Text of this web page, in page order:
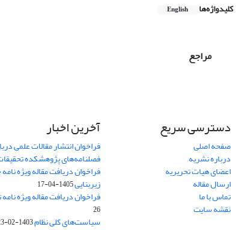
کلیدواژه‌ها English
مراجع
دسترسی سریع
صفحه اصلی
درباره نشریه
اعضای هیات تحریریه
ارسال مقاله
تماس با ما
نقشه سایت
آخرین اخبار
فراخوان انتشار مقالات علمی
فصلنامه‌های پژوهشکده
فراخوان دریافت مقاله ویژه
زیربنایی1405-04-17
فراخوان دریافت مقاله ویژه
26
سیاست‌های کلی نظام1403-02-23